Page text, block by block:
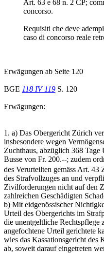
Art. 63 e 68 n. 2 CP;
concorso.
Requisiti che deve
caso di concorso reale
Erwägungen ab Seite 120
BGE 118 IV 119 S. 120
Erwägungen:
1. a) Das Obergericht Zürich
insbesondere wegen
Zuchthaus, abzüglich 368 Tage
Busse von Fr. 200.--; zudem
des Verurteilten gemäss Art. 43
des Strafvollzuges an und
Zivilforderungen nicht auf den
zahlreichen Geschädigten
b) Mit eidgenössischer
Urteil des Obergerichts im
die unentgeltliche Rechtspflege
angefochtene Urteil gerichtete
wies das Kassationsgericht des
ab, soweit darauf eingetreten